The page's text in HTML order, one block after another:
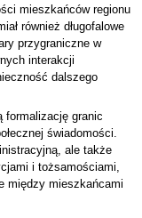
mieszkańców regionu
również długofalowe
przygraniczne w
interakcji
dalszego
formalizację granic
świadomości.
ale także
i tożsamościami,
między mieszkańcami